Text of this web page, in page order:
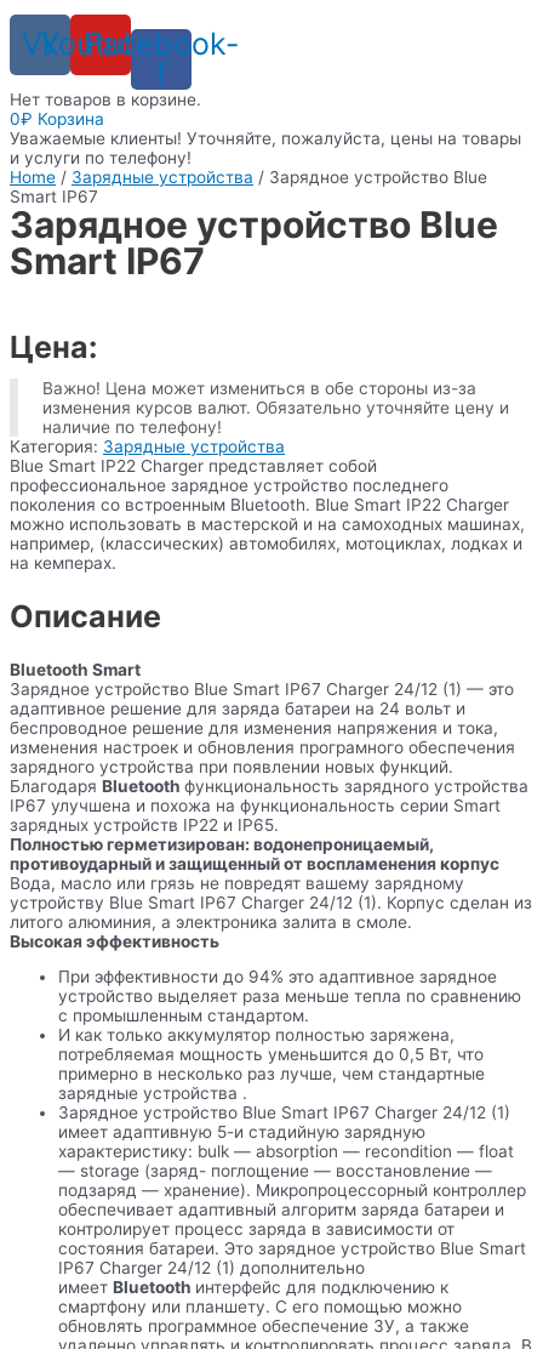
VkYoutube
Facebook-
f
Нет товаров в корзине.
0₽ Корзина
Уважаемые клиенты! Уточняйте, пожалуйста, цены на товары
и услуги по телефону!
Home / Зарядные устройства / Зарядное устройство Blue
Smart IP67
Зарядное устройство Blue
Smart IP67
Цена:
Важно! Цена может измениться в обе стороны из-за
изменения курсов валют. Обязательно уточняйте цену и
наличие по телефону!
Категория: Зарядные устройства
Blue Smart IP22 Charger представляет собой
профессиональное зарядное устройство последнего
поколения со встроенным Bluetooth. Blue Smart IP22 Charger
можно использовать в мастерской и на самоходных машинах,
например, (классических) автомобилях, мотоциклах, лодках и
на кемперах.
Описание
Bluetooth Smart
Зарядное устройство Blue Smart IP67 Charger 24/12 (1) — это
адаптивное решение для заряда батареи на 24 вольт и
беспроводное решение для изменения напряжения и тока,
изменения настроек и обновления програмного обеспечения
зарядного устройства при появлении новых функций.
Благодаря Bluetooth функциональность зарядного устройства
IP67 улучшена и похожа на функциональность серии Smart
зарядных устройств IP22 и IP65.
Полностью герметизирован: водонепроницаемый,
противоударный и защищенный от воспламенения корпус
Вода, масло или грязь не повредят вашему зарядному
устройству Blue Smart IP67 Charger 24/12 (1). Корпус сделан из
литого алюминия, а электроника залита в смоле.
Высокая эффективность
При эффективности до 94% это адаптивное зарядное
устройство выделяет раза меньше тепла по сравнению
с промышленным стандартом.
И как только аккумулятор полностью заряжена,
потребляемая мощность уменьшится до 0,5 Вт, что
примерно в несколько раз лучше, чем стандартные
зарядные устройства .
Зарядное устройство Blue Smart IP67 Charger 24/12 (1)
имеет адаптивную 5-и стадийную зарядную
характеристику: bulk — absorption — recondition — float
— storage (заряд- поглощение — восстановление —
подзаряд — хранение). Микропроцессорный контроллер
обеспечивает адаптивный алгоритм заряда батареи и
контролирует процесс заряда в зависимости от
состояния батареи. Это зарядное устройство Blue Smart
IP67 Charger 24/12 (1) дополнительно
имеет Bluetooth интерфейс для подключению к
смартфону или планшету. С его помощью можно
обновлять программное обеспечение ЗУ, а также